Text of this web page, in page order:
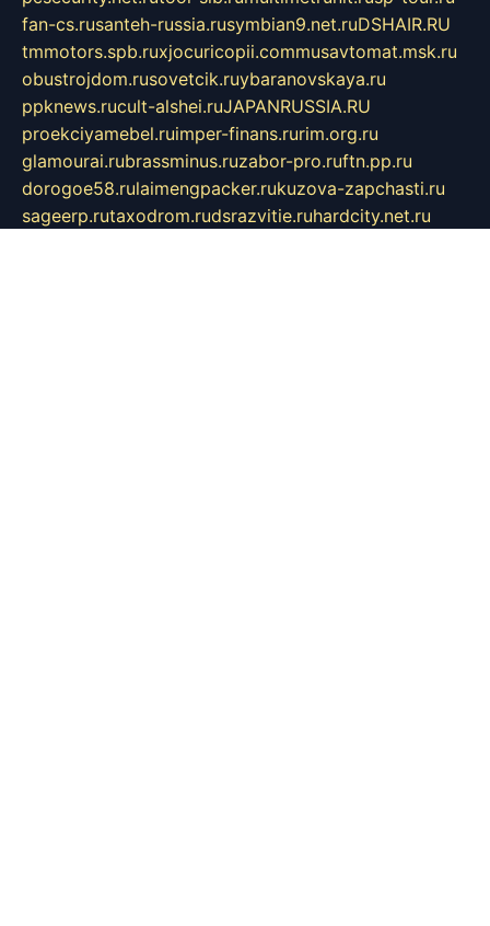
fan-cs.rusanteh-russia.rusymbian9.net.ruDSHAIR.RU
tmmotors.spb.ruxjocuricopii.commusavtomat.msk.ru
obustrojdom.rusovetcik.ruybaranovskaya.ru
ppknews.rucult-alshei.ruJAPANRUSSIA.RU
proekciyamebel.ruimper-finans.rurim.org.ru
glamourai.rubrassminus.ruzabor-pro.ruftn.pp.ru
dorogoe58.rulaimengpacker.rukuzova-zapchasti.ru
sageerp.rutaxodrom.rudsrazvitie.ruhardcity.net.ru